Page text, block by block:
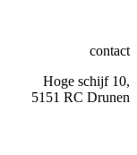
contact
Hoge schijf 10,
5151 RC Drunen